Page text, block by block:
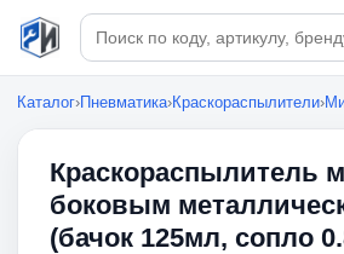
Поиск по каталогу
Каталог›Пневматика›Краскораспылители›
Краскораспылитель
боковым
(бачок 125мл, сопло